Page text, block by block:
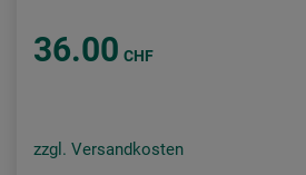
36.00 CHF
zzgl. Versandkosten